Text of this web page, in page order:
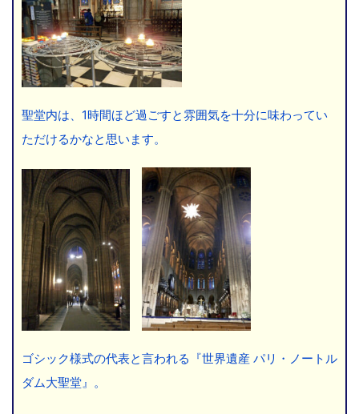
聖堂内は、1時間ほど過ごすと雰囲気を十分に味わってい
ただけるかなと思います。
ゴシック様式の代表と言われる『世界遺産 パリ・ノートル
ダム大聖堂』。